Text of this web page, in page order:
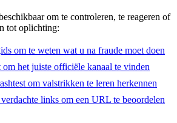
om te controleren, te reageren of
tot oplichting:
om te weten wat u na fraude moet doen
om het juiste officiële kanaal te vinden
om valstrikken te leren herkennen
links om een URL te beoordelen